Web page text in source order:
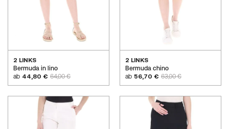
2 LINKS
Bermuda in lino
ab 44,80 € 64,00 €
2 LINKS
Bermuda chino
ab 56,70 € 63,00 €